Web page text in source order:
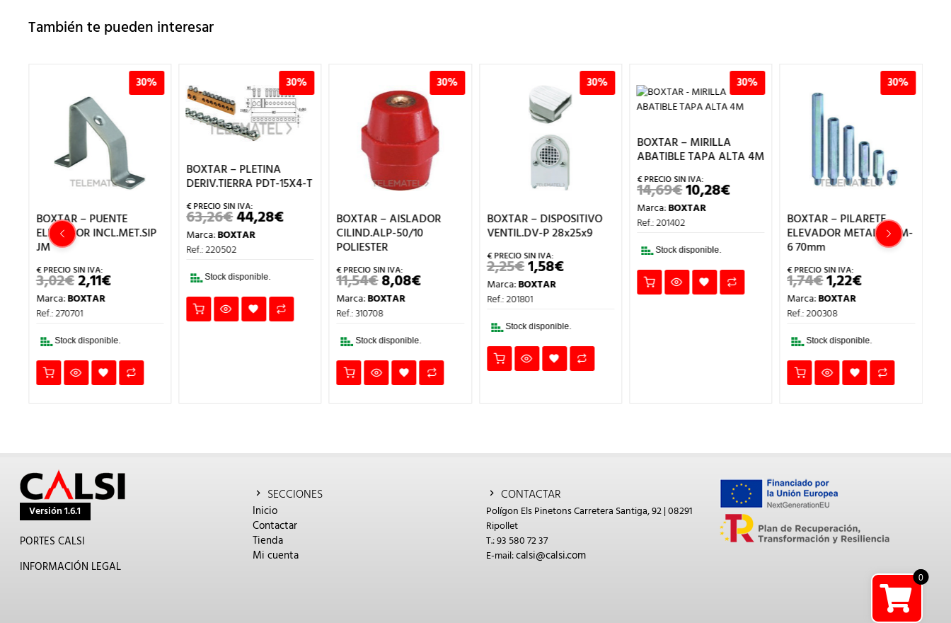
También te pueden interesar
30%
BOXTAR – PUENTE
ELEVADOR INCL.MET.SIP
JM
3,02€EL
PRECIO
ORIGINAL
ERA:
2,11€EL
PRECIO
Marca:BOXTAR
Ref.: 270701
Stock disponible.
30%
BOXTAR – PLETINA
DERIV.TIERRA PDT-15X4-T
63,26€EL
PRECIO
ORIGINAL
ERA:
44,28€EL
PRECIO
Marca:BOXTAR
Ref.: 220502
Stock disponible.
30%
BOXTAR – AISLADOR
CILIND.ALP-50/10
POLIESTER
11,54€EL
PRECIO
ORIGINAL
ERA:
8,08€EL
PRECIO
Marca:BOXTAR
Ref.: 310708
Stock disponible.
30%
BOXTAR – DISPOSITIVO
VENTIL.DV-P 28x25x9
2,25€EL
PRECIO
ORIGINAL
ERA:
1,58€EL
PRECIO
Marca:BOXTAR
Ref.: 201801
Stock disponible.
30%
BOXTAR – MIRILLA
ABATIBLE TAPA ALTA 4M
14,69€EL
PRECIO
ORIGINAL
10,28€EL
PRECIO
Marca:BOXTAR
Ref.: 201402
Stock disponible.
30%
BOXTAR – PILARETE
ELEVADOR METALICO M-
6 70mm
1,74€EL
PRECIO
ORIGINAL
ERA:
1,22€EL
PRECIO
Marca:BOXTAR
Ref.: 200308
Stock disponible.
Versión 1.6.1
PORTES CALSI
INFORMACIÓN LEGAL
SECCIONES
Inicio
Contactar
Tienda
Mi cuenta
CONTACTAR
Polígon Els Pinetons Carretera Santiga, 92 | 08291
Ripollet
T.: 93 580 72 37
E-mail:calsi@calsi.com
0